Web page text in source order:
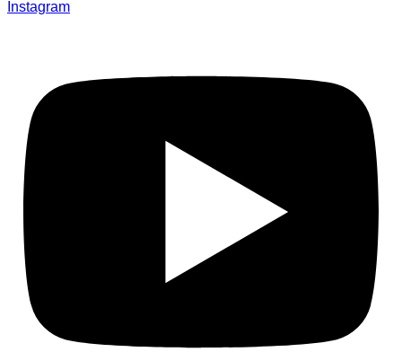
Instagram